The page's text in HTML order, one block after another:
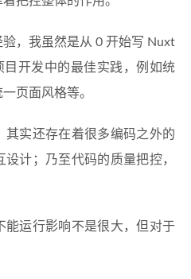
，我虽然是从 0 开始写 Nuxt
开发中的最佳实践，例如统
页面风格等。
其实还存在着很多编码之外的
计；乃至代码的质量把控，
能运行影响不是很大，但对于